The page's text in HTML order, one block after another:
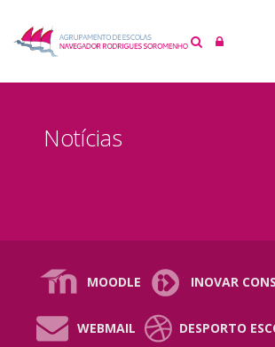
Notícias
MOODLE INOVAR
WEBMAIL DESPORTO